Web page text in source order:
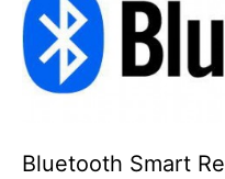
Bluetooth Smart